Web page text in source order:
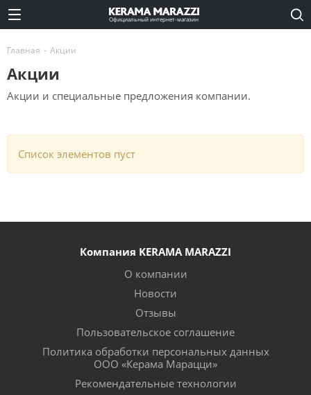
Официальный интернет-магазин
Главная - Акции
Акции
Акции и специальные предложения компании.
Список элементов пуст
Компания KERAMA MARAZZI
О компании
Новости
Отзывы
Пользовательское соглашение
Политика обработки персональных данных
ООО «Керама Марацци»
Рекомендательные технологии